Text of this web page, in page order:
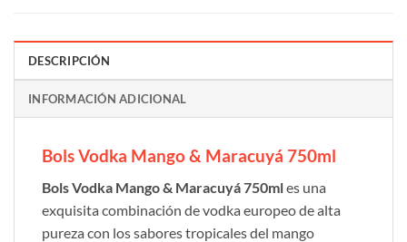
DESCRIPCIÓN
INFORMACIÓN ADICIONAL
Bols Vodka Mango & Maracuyá 750ml
Bols Vodka Mango & Maracuyá 750mles una
exquisita combinación de vodka europeo de alta
pureza con los sabores tropicales del mango